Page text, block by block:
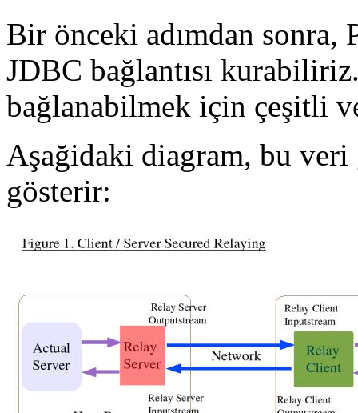
Bir önceki adımdan sonra,
JDBC bağlantısı
bağlanabilmek için çeşitli
Aşağidaki diagram, bu veri
gösterir: